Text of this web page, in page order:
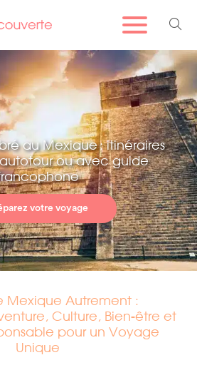
au Mexique : itinéraires
ou avec guide
votre voyage
Mexique Autrement :
Culture, Bien-être et
pour un Voyage
Unique